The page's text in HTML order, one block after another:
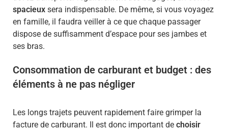
spacieux sera indispensable. De même, si vous voyagez
en famille, il faudra veiller à ce que chaque passager
dispose de suffisamment d’espace pour ses jambes et
ses bras.
Consommation de carburant et budget : des
éléments à ne pas négliger
Les longs trajets peuvent rapidement faire grimper la
facture de carburant. Il est donc important de choisir